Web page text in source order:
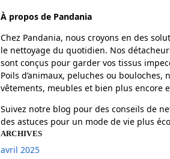
À propos de Pandania
Chez Pandania, nous croyons en des
le nettoyage du quotidien. Nos
sont conçus pour garder vos tissus
Poils d’animaux, peluches ou
vêtements, meubles et bien plus encore
Suivez notre blog pour des conseils de
des astuces pour un mode de vie plus
ARCHIVES
avril 2025